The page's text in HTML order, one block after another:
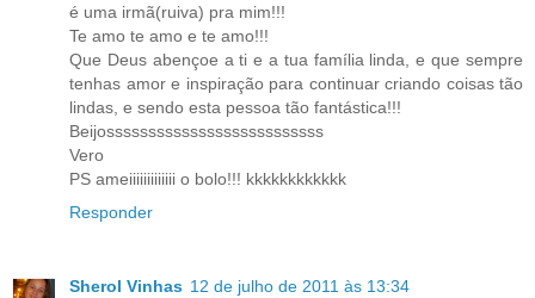
é uma irmã(ruiva) pra mim!!!
Te amo te amo e te amo!!!
Que Deus abençoe a ti e a tua família linda, e que sempre
tenhas amor e inspiração para continuar criando coisas tão
lindas, e sendo esta pessoa tão fantástica!!!
Beijossssssssssssssssssssssssss
Vero
PS ameiiiiiiiiiiiii o bolo!!! kkkkkkkkkkkk
Responder
Sherol Vinhas 12 de julho de 2011 às 13:34